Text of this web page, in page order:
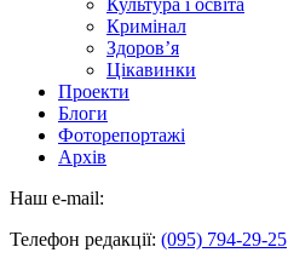
Кримінал
Здоров’я
Цікавинки
Проекти
Блоги
Фоторепортажі
Архів
Наш e-mail:
Телефон редакції: (095) 794-29-25